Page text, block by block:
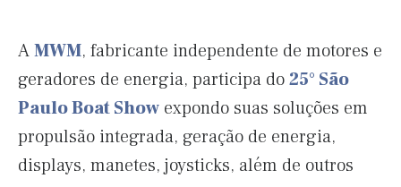
AMWM, fabricante independente de motores e
geradores de energia, participa do25° São
Paulo Boat Show expondo suas soluções em
propulsão integrada, geração de energia,
displays, manetes, joysticks, além de outros